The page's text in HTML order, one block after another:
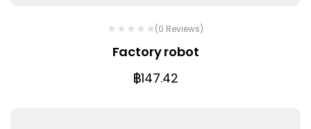
(0 Reviews)
Factory robot
฿147.42